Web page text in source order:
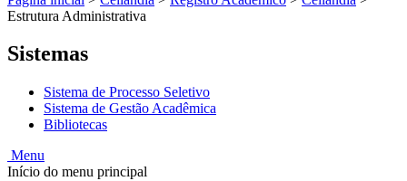
Estrutura Administrativa
Sistemas
Sistema de Processo Seletivo
Sistema de Gestão Acadêmica
Bibliotecas
Menu
Início do menu principal